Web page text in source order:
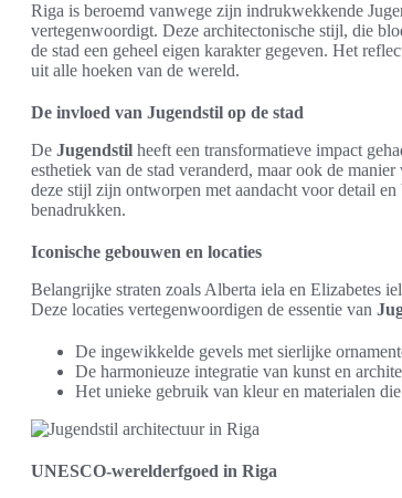
Riga is beroemd vanwege zijn indrukwekkende
vertegenwoordigt. Deze architectonische stijl, die
de stad een geheel eigen karakter gegeven. Het
uit alle hoeken van de wereld.
De invloed van Jugendstil op de stad
De Jugendstil heeft een transformatieve impact
esthetiek van de stad veranderd, maar ook de
deze stijl zijn ontworpen met aandacht voor detail
benadrukken.
Iconische gebouwen en locaties
Belangrijke straten zoals Alberta iela en Elizabetes
Deze locaties vertegenwoordigen de essentie van
De ingewikkelde gevels met sierlijke
De harmonieuze integratie van kunst en
Het unieke gebruik van kleur en materialen
UNESCO-werelderfgoed in Riga